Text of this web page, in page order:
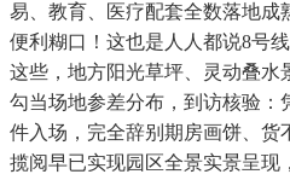
易、教育、医疗配套全数落地成
便利糊口！这也是人人都说8号
这些，地方阳光草坪、灵动叠水
勾当场地参差分布，到访核验：
件入场，完全辞别期房画饼、货
揽阅早已实现园区全景实景呈现